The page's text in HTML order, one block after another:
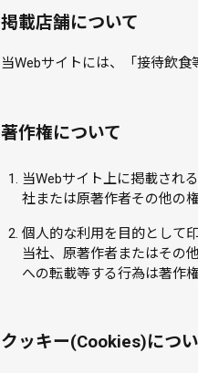
掲載店舗について
当Webサイトには、「接待飲食
著作権について
当Webサイト上に掲載され
社または原著作者その他の
個人的な利用を目的として
当社、原著作者またはその
への転載等する行為は著作
クッキー(Cookies)につ